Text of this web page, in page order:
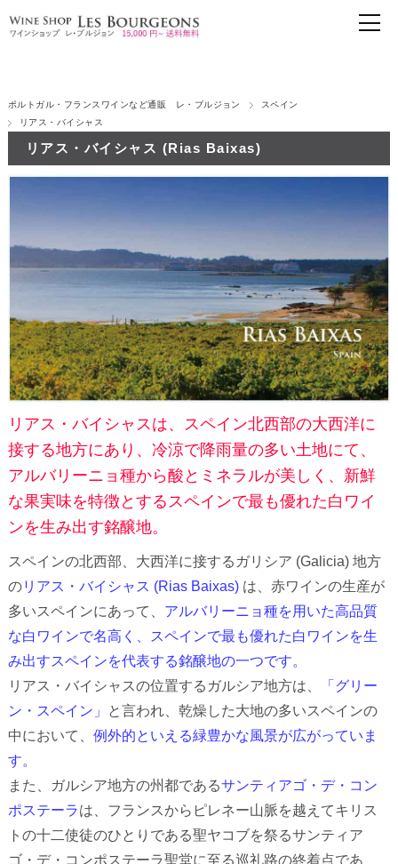
ポルトガル・フランスワインなど通販 レ・ブルジョン
スペイン
リアス・バイシャス
リアス・バイシャス (Rias Baixas)
リアス・バイシャスは、スペイン北西部の大西洋に
接する地方にあり、冷涼で降雨量の多い土地にて、
アルバリーニョ種から酸とミネラルが美しく、新鮮
な果実味を特徴とするスペインで最も優れた白ワイ
ンを生み出す銘醸地。
スペインの北西部、大西洋に接するガリシア (Galicia) 地方
のリアス・バイシャス (Rias Baixas) は、赤ワインの生産が
多いスペインにあって、 アルバリーニョ種を用いた高品質
な白ワインで名高く、スペインで最も優れた白ワインを生
み出すスペインを代表する銘醸地の一つです。
リアス・バイシャスの位置するガルシア地方は、
「グリー
ン・スペイン」
と言われ、乾燥した大地の多いスペインの
中において、 例外的といえる緑豊かな風景が広がっていま
す。
また、ガルシア地方の州都であるサンティアゴ・デ・コン
ポステーラは、フランスからピレネー山脈を越えてキリス
トの十二使徒のひとりである聖ヤコブを祭るサンティア
ゴ・デ・コンポステーラ聖堂に至る巡礼路の終着点であ